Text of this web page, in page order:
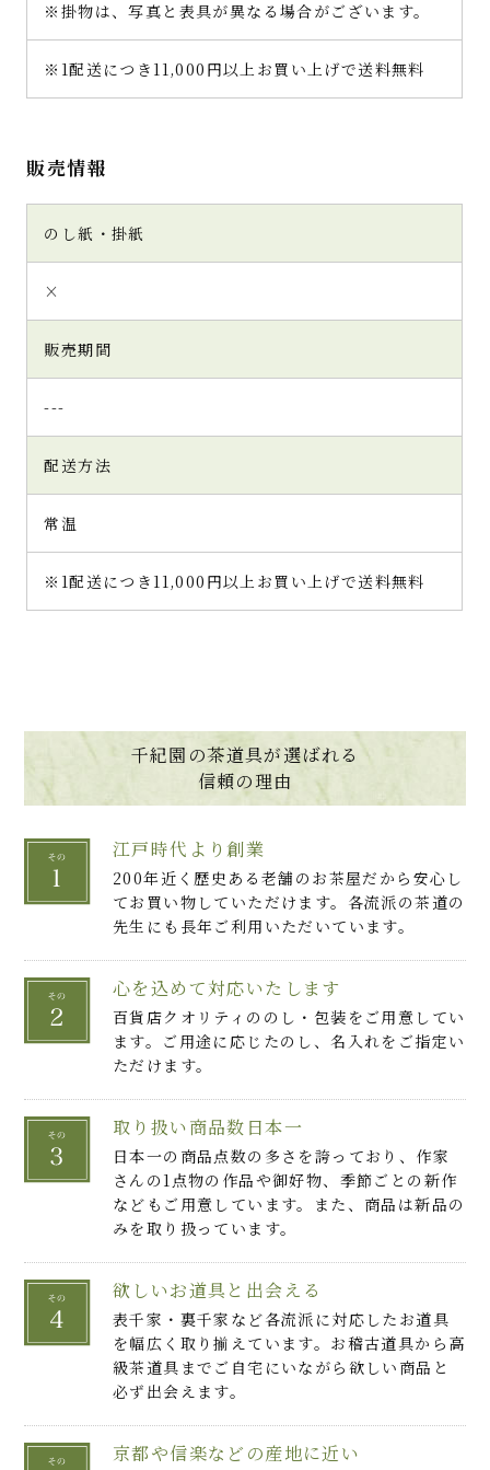
※掛物は、写真と表具が異なる場合がございます。
※1配送につき11,000円以上お買い上げで送料無料
販売情報
のし紙・掛紙
×
販売期間
---
配送方法
常温
※1配送につき11,000円以上お買い上げで送料無料
千紀園の茶道具が選ばれる
信頼の理由
江戸時代より創業
200年近く歴史ある老舗のお茶屋だから安心し
てお買い物していただけます。各流派の茶道の
先生にも長年ご利用いただいています。
心を込めて対応いたします
百貨店クオリティののし・包装をご用意してい
ます。ご用途に応じたのし、名入れをご指定い
ただけます。
取り扱い商品数日本一
日本一の商品点数の多さを誇っており、作家
さんの1点物の作品や御好物、季節ごとの新作
などもご用意しています。また、商品は新品の
みを取り扱っています。
欲しいお道具と出会える
表千家・裏千家など各流派に対応したお道具
を幅広く取り揃えています。お稽古道具から高
級茶道具までご自宅にいながら欲しい商品と
必ず出会えます。
京都や信楽などの産地に近い